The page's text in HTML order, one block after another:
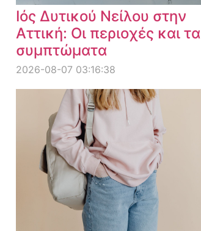
Ιός Δυτικού Νείλου στην
Αττική: Οι περιοχές και τα
συμπτώματα
2026-08-07 03:16:38